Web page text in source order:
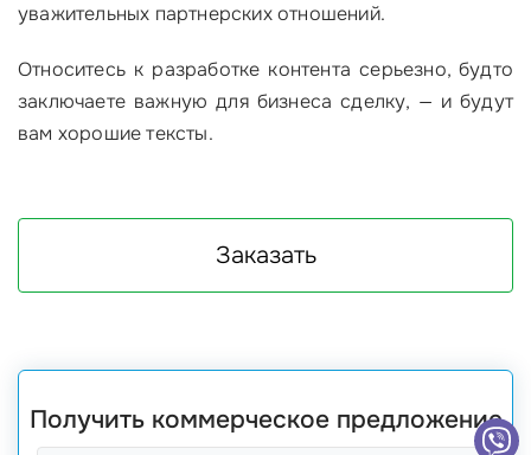
уважительных партнерских отношений.
Относитесь к разработке контента серьезно, будто
заключаете важную для бизнеса сделку, — и будут
вам хорошие тексты.
Заказать
Получить коммерческое предложение